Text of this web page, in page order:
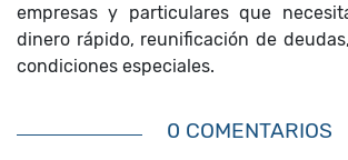
empresas y particulares que
dinero rápido, reunificación de
condiciones especiales.
0 COMENTARIOS